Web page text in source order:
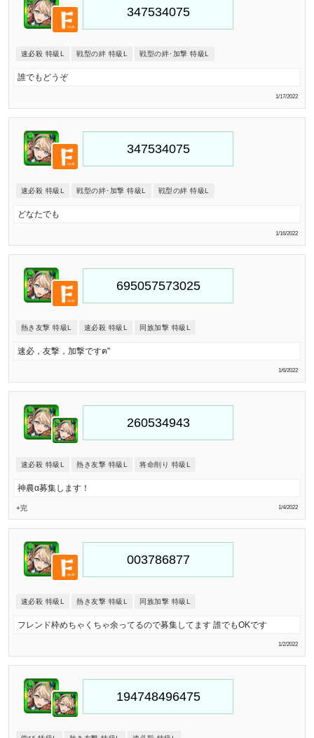
速必殺 特級L 戦型の絆 特級L 戦型の絆･加撃 特級L
誰でもどうぞ
1/17/2022
速必殺 特級L 戦型の絆･加撃 特級L 戦型の絆 特級L
どなたでも
1/16/2022
熱き友撃 特級L 速必殺 特級L 同族加撃 特級L
速必，友撃，加撃ですฅ"
1/6/2022
速必殺 特級L 熱き友撃 特級L 将命削り 特級L
神農α募集します！
+完 1/4/2022
速必殺 特級L 熱き友撃 特級L 同族加撃 特級L
フレンド枠めちゃくちゃ余ってるので募集してます 誰でもOKです
1/2/2022